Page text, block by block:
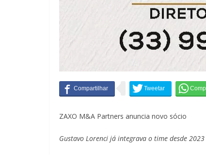
ZAXO M&A Partners anuncia novo sócio
Gustavo Lorenci já integrava o time desde 2023